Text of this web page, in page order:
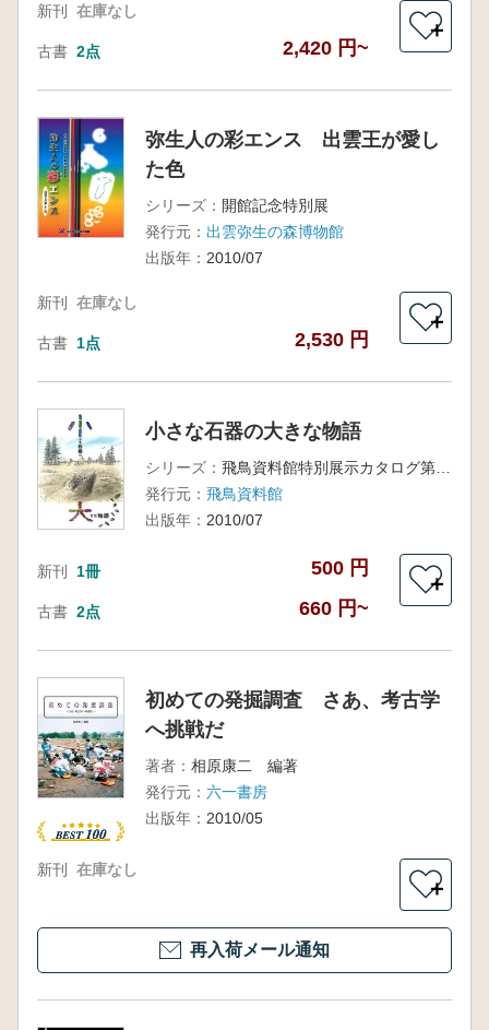
新刊 在庫なし
古書 2点 2,420 円~
＋
弥生人の彩エンス 出雲王が愛し
た色
シリーズ： 開館記念特別展
発行元： 出雲弥生の森博物館
出版年： 2010/07
新刊 在庫なし
古書 1点 2,530 円
＋
小さな石器の大きな物語
シリーズ：
飛鳥資料館特別展示カタログ第22冊
発行元： 飛鳥資料館
出版年： 2010/07
新刊 1冊 500 円
古書 2点 660 円~
＋
初めての発掘調査 さあ、考古学
へ挑戦だ
著者： 相原康二 編著
発行元： 六一書房
出版年： 2010/05
新刊 在庫なし
＋
再入荷メール通知